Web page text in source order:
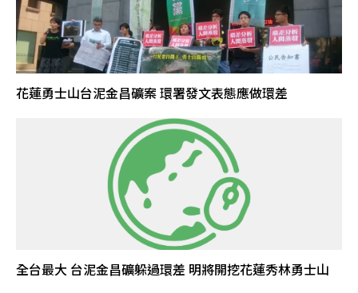
花蓮勇士山台泥金昌礦案 環署發文表態應做環差
全台最大 台泥金昌礦躲過環差 明將開挖花蓮秀林勇士山